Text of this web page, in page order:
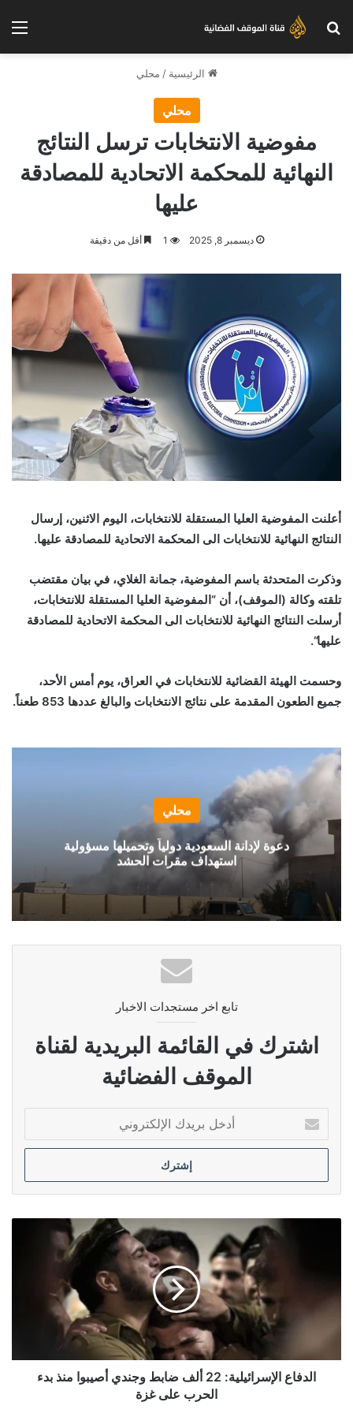
بحث عن
الرئيسية / محلي
محلي
مفوضية الانتخابات ترسل النتائج
النهائية للمحكمة الاتحادية للمصادقة
عليها
ديسمبر 8, 2025 1 أقل من دقيقة
أعلنت المفوضية العليا المستقلة للانتخابات، اليوم الاثنين، إرسال
النتائج النهائية للانتخابات الى المحكمة الاتحادية للمصادقة عليها.
وذكرت المتحدثة باسم المفوضية، جمانة الغلاي، في بيان مقتضب
تلقته وكالة (الموقف)، أن “المفوضية العليا المستقلة للانتخابات،
أرسلت النتائج النهائية للانتخابات الى المحكمة الاتحادية للمصادقة
عليها“.
وحسمت الهيئة القضائية للانتخابات في العراق، يوم أمس الأحد،
جميع الطعون المقدمة على نتائج الانتخابات والبالغ عددها 853 طعناً.
محلي
دعوة لإدانة السعودية دولياً وتحميلها مسؤولية
استهداف مقرات الحشد
تابع اخر مستجدات الاخبار
اشترك في القائمة البريدية لقناة
الموقف الفضائية
بريدك
الإلكتروني
بدء
الحرب
الدفاع الإسرائيلية: 22 ألف ضابط وجندي أصيبوا منذ بدء
الحرب على غزة